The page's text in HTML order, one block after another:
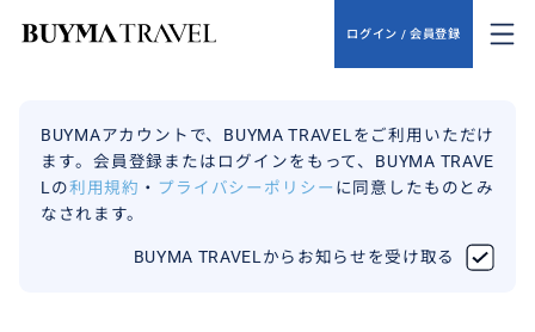
ログイン / 会員登録
BUYMAアカウントで、BUYMA TRAVELをご利用いただけ
ます。会員登録またはログインをもって、BUYMA TRAVE
Lの利用規約 ・ プライバシーポリシー に同意したものとみ
なされます。
BUYMA TRAVELからお知らせを受け取る